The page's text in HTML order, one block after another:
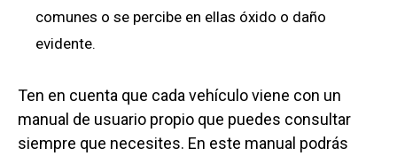
comunes o se percibe en ellas óxido o daño
evidente.
Ten en cuenta que cada vehículo viene con un
manual de usuario propio que puedes consultar
siempre que necesites. En este manual podrás